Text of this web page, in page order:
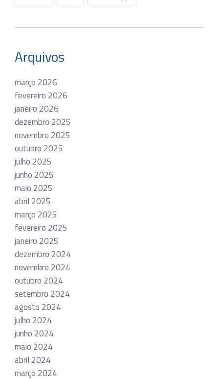
Arquivos
março 2026
fevereiro 2026
janeiro 2026
dezembro 2025
novembro 2025
outubro 2025
julho 2025
junho 2025
maio 2025
abril 2025
março 2025
fevereiro 2025
janeiro 2025
dezembro 2024
novembro 2024
outubro 2024
setembro 2024
agosto 2024
julho 2024
junho 2024
maio 2024
abril 2024
março 2024